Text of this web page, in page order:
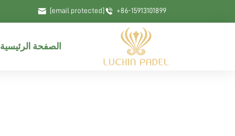
+86-15913101899
[email protected]
الصفحة الرئيسية